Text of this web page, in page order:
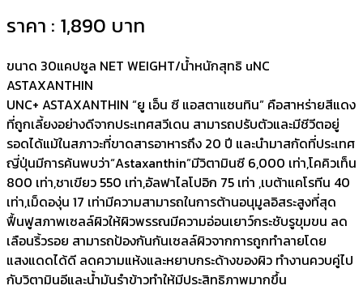
ราคา : 1,890 บาท
ขนาด 30แคปซูล NET WEIGHT/น้ำหนักสุทธิ uNC
ASTAXANTHIN
UNC+ ASTAXANTHIN “ยู เอ็น ซี แอสตาแซนทิน” คือสาหร่ายสีแดง
ที่ถูกเลี้ยงอย่างดีจากประเทศสวีเดน สามารถปรับตัวและมีชีวีตอยู่
รอดได้แม้ในสภาวะที่ขาดสารอาหารถึง 20 ปี และนำมาสกัดที่ประเทศ
ญี่ปุ่นมีการค้นพบว่า“Astaxanthin”มีวิตามินซี 6,000 เท่า,โคคิวเท็น
800 เท่า,ชาเขียว 550 เท่า,อัลฟาไลโปอิก 75 เท่า ,เบต้าแคโรทีน 40
เท่า,เม็ดองุ่น 17 เท่ามีความสามารถในการต้านอนุมูลอิสระสูงที่สุด
ฟื้นฟูสภาพเซลล์ผิวให้ผิวพรรณมีความอ่อนเยาว์กระชับรูขุมขน ลด
เลือนริ้วรอย สามารถป้องกันกันเซลล์ผิวจากการถูกทำลายโดย
แสงแดดได้ดี ลดความแห้งและหยาบกระด้างของผิว ทำงานควบคู่ไป
กับวิตามินอีและน้ำมันรำข้าวทำให้มีประสิทธิภาพมากขึ้น